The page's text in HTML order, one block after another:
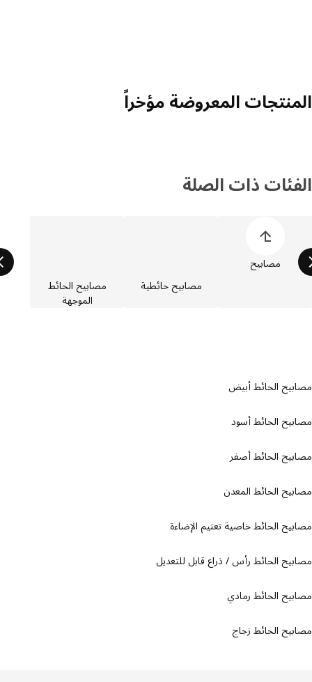
المعروضة مؤخراً
ذات الصلة
مصابيح
مصابيح حائطية
مصابيح الحائط
الموجهة
الحائط أبيض
الحائط أسود
الحائط أصفر
الحائط المعدن
الحائط خاصية تعتيم الإضاءة
الحائط رأس / ذراع قابل للتعديل
الحائط رمادي
الحائط زجاج